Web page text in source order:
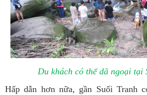
Du khách có thể dã ngoại tại
Hấp dẫn hơn nữa, gần Suối Tranh